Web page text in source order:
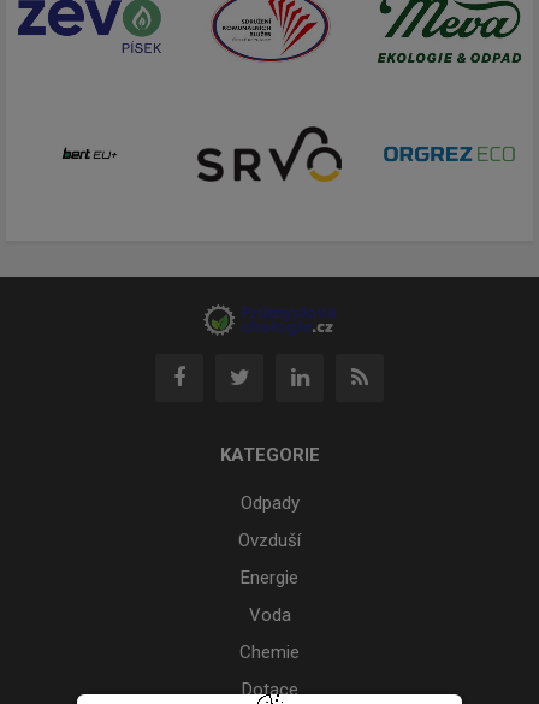
KATEGORIE
Odpady
Ovzduší
Energie
Voda
Chemie
Dotace